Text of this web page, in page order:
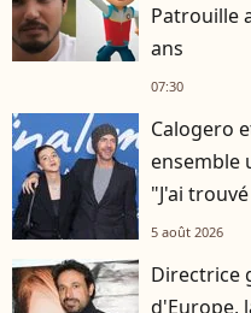
Patrouille
ans
07:30
Calogero
ensemble
"J'ai
5 août 2026
Directrice
d'Europe,